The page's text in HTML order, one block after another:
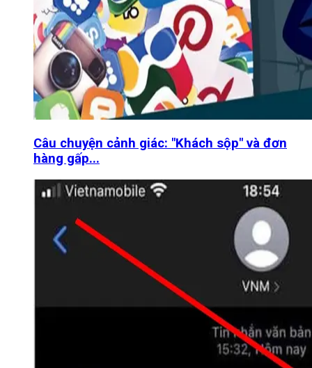
Câu chuyện cảnh giác: "Khách sộp" và đơn
hàng gấp...